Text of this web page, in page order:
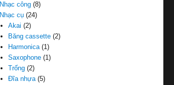
Nhạc công (8)
Nhạc cụ (24)
Akai (2)
Băng cassette(2)
Harmonica(1)
Saxophone(1)
Trống(2)
Đĩa nhựa(5)